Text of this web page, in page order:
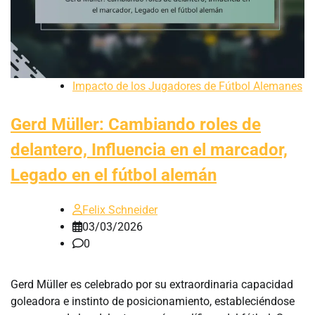
Impacto de los Jugadores de Fútbol Alemanes
Gerd Müller: Cambiando roles de
delantero, Influencia en el marcador,
Legado en el fútbol alemán
Felix Schneider
03/03/2026
0
Gerd Müller es celebrado por su extraordinaria capacidad
goleadora e instinto de posicionamiento, estableciéndose